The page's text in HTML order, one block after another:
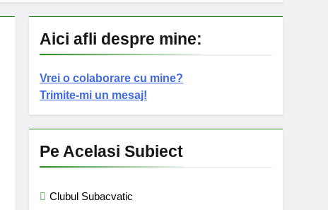
Aici afli despre mine:
Vrei o colaborare cu mine?
Trimite-mi un mesaj!
Pe Acelasi Subiect
Clubul Subacvatic